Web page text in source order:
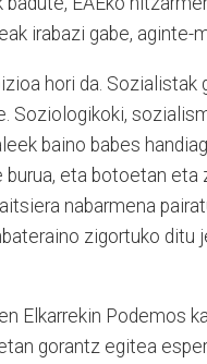
irabazi gabe,
hori da.
Soziologikoki,
baino babes
eta botoetan eta
nabarmena
zigortuko
Elkarrekin Podemos
gorantz egitea